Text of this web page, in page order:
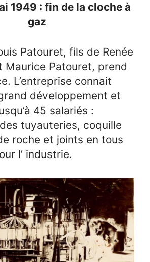
1949 : fin de la cloche à
gaz
Patouret, fils de Renée
Maurice Patouret, prend
L’entreprise connait
développement et
45 salariés :
tuyauteries, coquille
roche et joints en tous
l’ industrie.